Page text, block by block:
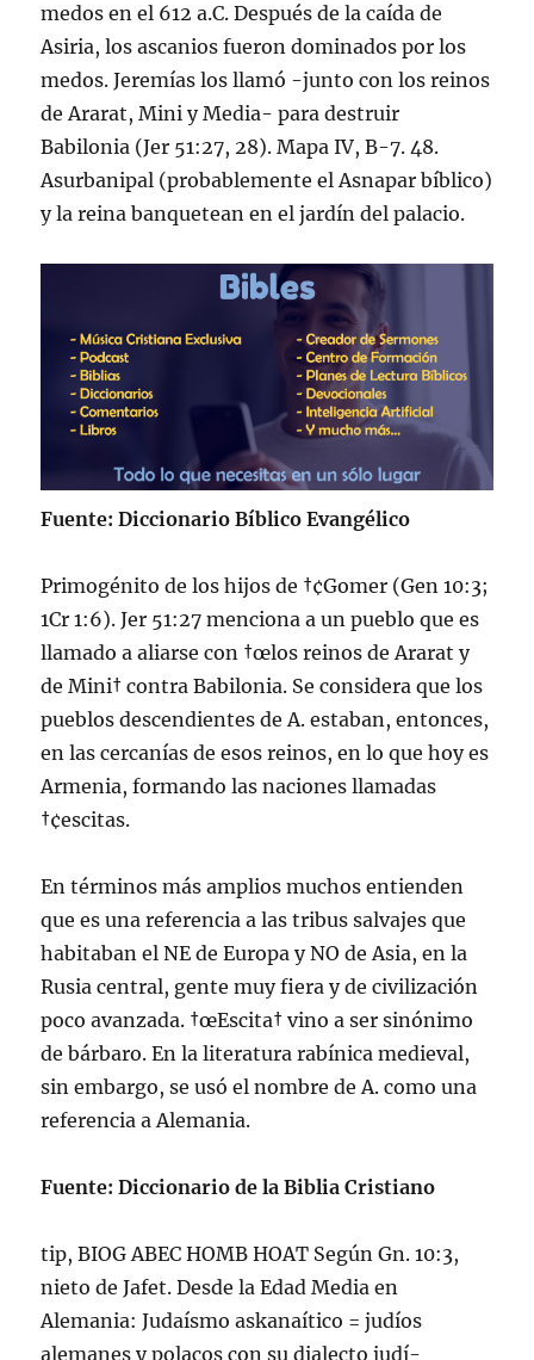
medos en el 612 a.C. Después de la caí­da de
Asiria, los ascanios fueron dominados por los
medos. Jeremí­as los llamó -junto con los reinos
de Ararat, Mini y Media- para destruir
Babilonia (Jer 51:27, 28). Mapa IV, B-7. 48.
Asurbanipal (probablemente el Asnapar bí­blico)
y la reina banquetean en el jardí­n del palacio.
Fuente: Diccionario Bíblico Evangélico
Primogénito de los hijos de †¢Gomer (Gen 10:3;
1Cr 1:6). Jer 51:27 menciona a un pueblo que es
llamado a aliarse con †œlos reinos de Ararat y
de Mini† contra Babilonia. Se considera que los
pueblos descendientes de A. estaban, entonces,
en las cercaní­as de esos reinos, en lo que hoy es
Armenia, formando las naciones llamadas
†¢escitas.
En términos más amplios muchos entienden
que es una referencia a las tribus salvajes que
habitaban el NE de Europa y NO de Asia, en la
Rusia central, gente muy fiera y de civilización
poco avanzada. †œEscita† vino a ser sinónimo
de bárbaro. En la literatura rabí­nica medieval,
sin embargo, se usó el nombre de A. como una
referencia a Alemania.
Fuente: Diccionario de la Biblia Cristiano
tip, BIOG ABEC HOMB HOAT Según Gn. 10:3,
nieto de Jafet. Desde la Edad Media en
Alemania: Judaí­smo askanaí­tico = judí­os
alemanes y polacos con su dialecto judí­